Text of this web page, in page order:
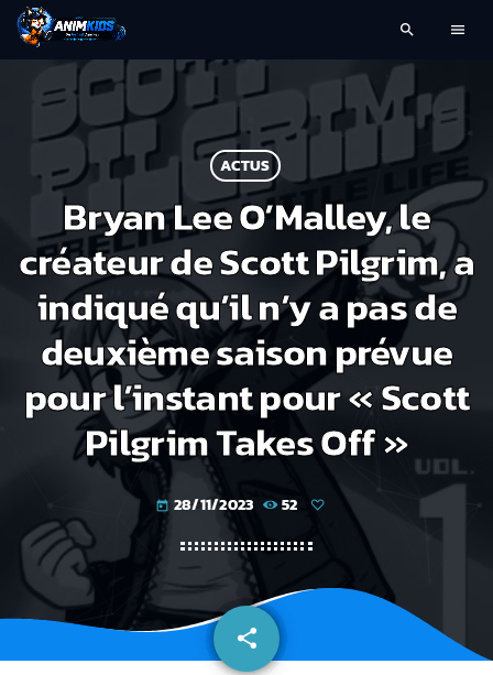
search menu
ACTUS
Bryan Lee O’Malley, le
créateur de Scott Pilgrim, a
indiqué qu’il n’y a pas de
deuxième saison prévue
pour l’instant pour « Scott
Pilgrim Takes Off »
today 28/11/2023 52
share
email